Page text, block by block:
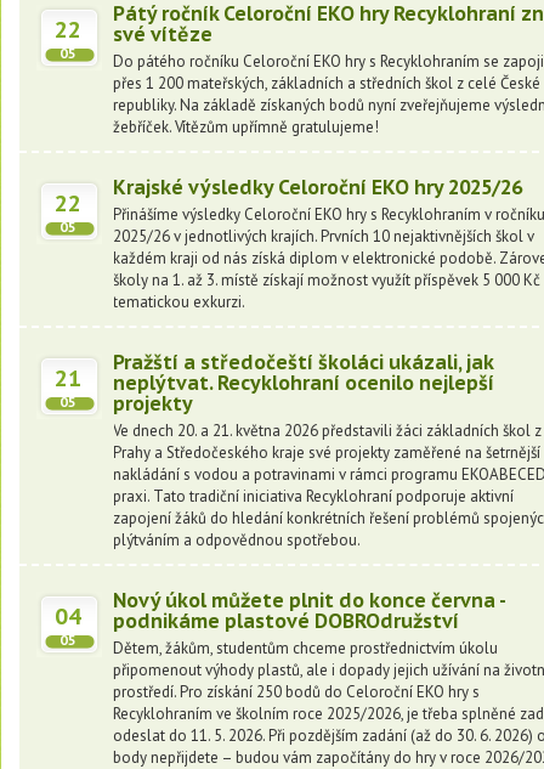
22
05
Pátý ročník Celoroční EKO hry Recyklohraní
své vítěze
Do pátého ročníku Celoroční EKO hry s Recyklohraním se
přes 1 200 mateřských, základních a středních škol z celé České
republiky. Na základě získaných bodů nyní zveřejňujeme
žebříček. Vítězům upřímně gratulujeme!
22
05
Krajské výsledky Celoroční EKO hry 2025/26
Přinášíme výsledky Celoroční EKO hry s Recyklohraním v
2025/26 v jednotlivých krajích. Prvních 10 nejaktivnějších škol v
každém kraji od nás získá diplom v elektronické podobě.
školy na 1. až 3. místě získají možnost využít příspěvek 5 000
tematickou exkurzi.
21
05
Pražští a středočeští školáci ukázali, jak
neplýtvat. Recyklohraní ocenilo nejlepší
projekty
Ve dnech 20. a 21. května 2026 představili žáci základních škol z
Prahy a Středočeského kraje své projekty zaměřené na šetrnější
nakládání s vodou a potravinami v rámci programu
praxi. Tato tradiční iniciativa Recyklohraní podporuje aktivní
zapojení žáků do hledání konkrétních řešení problémů
plýtváním a odpovědnou spotřebou.
04
05
Nový úkol můžete plnit do konce června -
podnikáme plastové DOBROdružství
Dětem, žákům, studentům chceme prostřednictvím úkolu
připomenout výhody plastů, ale i dopady jejich užívání na
prostředí. Pro získání 250 bodů do Celoroční EKO hry s
Recyklohraním ve školním roce 2025/2026, je třeba splněné
odeslat do 11. 5. 2026. Při pozdějším zadání (až do 30. 6. 2026)
body nepřijdete – budou vám započítány do hry v roce 2026/